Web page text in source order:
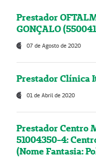
Prestador
GONÇALO
07 de Agosto de 2020
Prestador Clínica
01 de Abril de 2020
Prestador Centro
51004350-4:
(Nome Fantasia: